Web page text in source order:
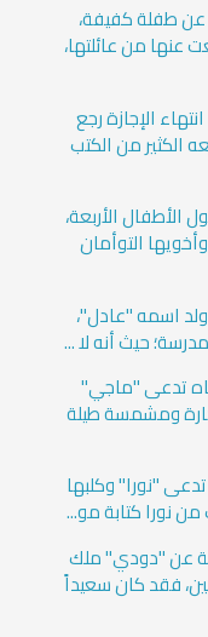
عن طفلة كفيفة،
عنها من عائلتها،
الإجازة رجع
الكثير من الكتب
الأربعة،
التوأمان
اسمه "عادل"،
حيث أنه لا ...
تدعى "ماجي"
ومشمسة طيلة
"نورا" وكلبها
نورا كتابة مو...
عن "دودي" ملك
فقد كان سعيداً